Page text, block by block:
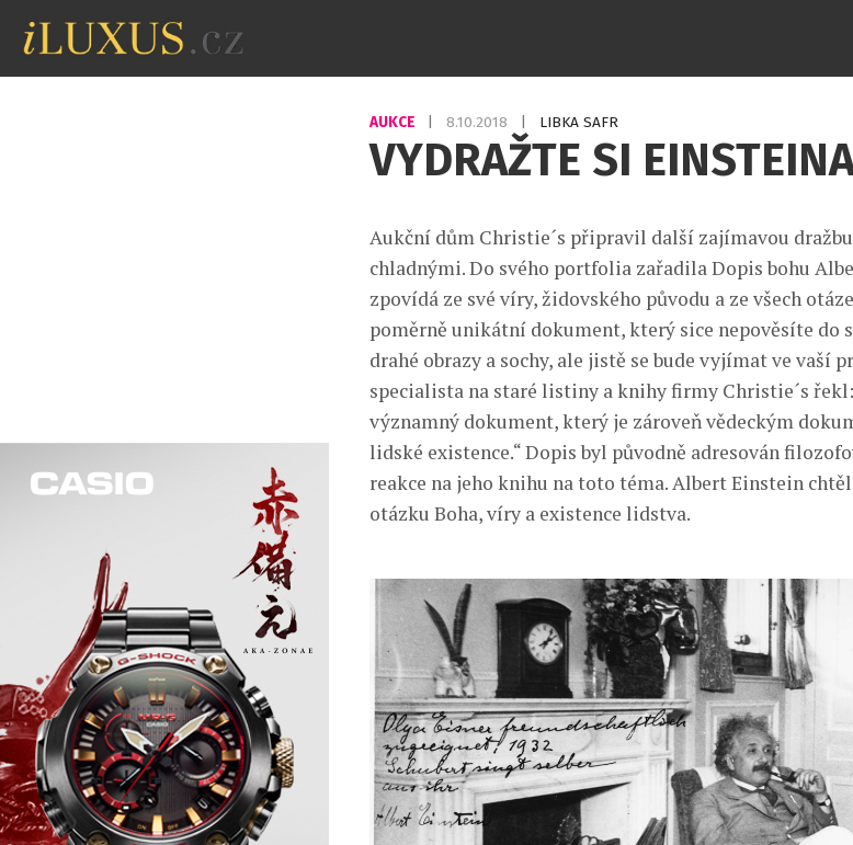
AUKCE 8.10.2018 LIBKA SAFR
VYDRAŽTE SI
Aukční dům Christie´s připravil další zajímavou dražbu,
chladnými. Do svého portfolia zařadila Dopis bohu
zpovídá ze své víry, židovského původu a ze všech
poměrně unikátní dokument, který sice nepověsíte do
drahé obrazy a sochy, ale jistě se bude vyjímat ve vaší
specialista na staré listiny a knihy firmy Christie´s řekl:
významný dokument, který je zároveň vědeckým
lidské existence.“ Dopis byl původně adresován
reakce na jeho knihu na toto téma. Albert Einstein
otázku Boha, víry a existence lidstva.